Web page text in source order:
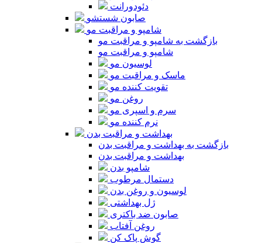
دئودورانت
صابون شستشو
شامپو و مراقبت مو
بازگشت به شامپو و مراقبت مو
شامپو و مراقبت مو
لوسیون مو
ماسک و مراقبت مو
تقویت کننده مو
روغن مو
سرم و اسپری مو
نرم کننده مو
بهداشت و مراقبت بدن
بازگشت به بهداشت و مراقبت بدن
بهداشت و مراقبت بدن
شامپو بدن
دستمال مرطوب
لوسیون و روغن بدن
ژل بهداشتی
صابون ضد باکتری
روغن آفتاب
گوش پاک کن